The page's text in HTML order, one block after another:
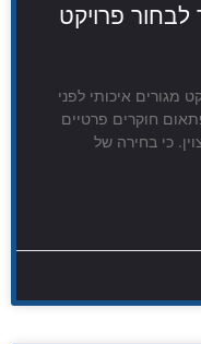
פרויקט
מגורים איכותי לפני
חוקרים פרטיים
כי בחירה של